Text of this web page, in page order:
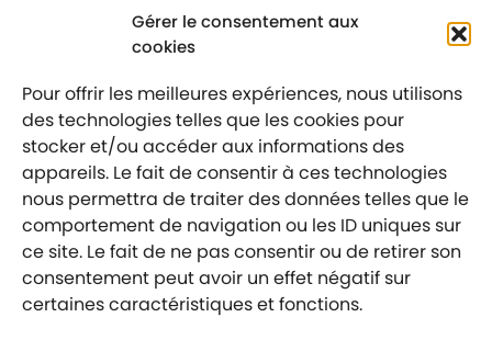
Gérer le consentement aux
cookies
Pour offrir les meilleures expériences, nous utilisons
des technologies telles que les cookies pour
stocker et/ou accéder aux informations des
appareils. Le fait de consentir à ces technologies
nous permettra de traiter des données telles que le
comportement de navigation ou les ID uniques sur
ce site. Le fait de ne pas consentir ou de retirer son
consentement peut avoir un effet négatif sur
certaines caractéristiques et fonctions.
–LENS
Mentions légales
Politique de confidentialité
Labellisé entreprise engagée